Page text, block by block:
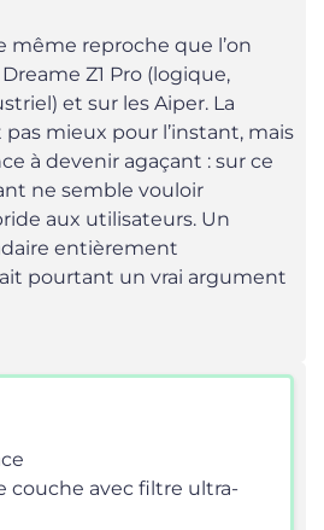
même reproche que l’on
Z1 Pro (logique,
et sur les Aiper. La
mieux pour l’instant, mais
à devenir agaçant : sur ce
ne semble vouloir
aux utilisateurs. Un
entièrement
pourtant un vrai argument
couche avec filtre ultra-